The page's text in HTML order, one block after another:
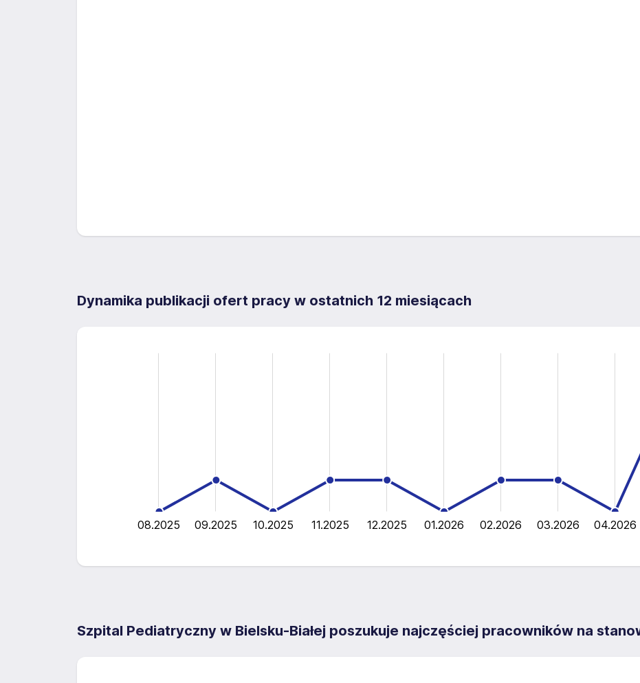
Dynamika publikacji ofert pracy w ostatnich 12 miesiącach
08.2025 09.2025 10.2025 11.2025 12.2025 01.2026 02.2026 03.2026 04.2026
Szpital Pediatryczny w Bielsku-Białej poszukuje najczęściej pracowników na